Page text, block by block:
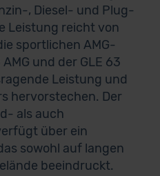
, Diesel- und Plug-
Leistung reicht von
sportlichen AMG-
und der GLE 63
Leistung und
hervorstechen. Der
als auch
über ein
sowohl auf langen
beeindruckt.